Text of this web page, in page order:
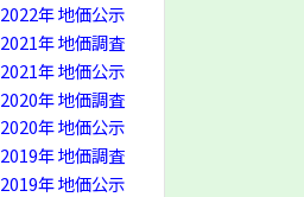
2022年 地価公示
2021年 地価調査
2021年 地価公示
2020年 地価調査
2020年 地価公示
2019年 地価調査
2019年 地価公示